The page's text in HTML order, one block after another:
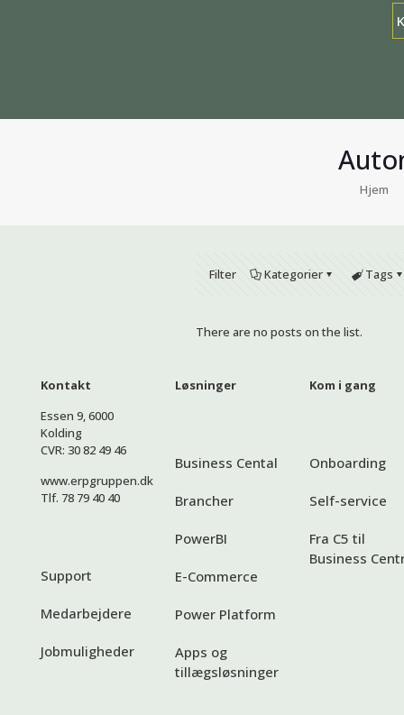
Hjem
Filter Kategorier Tags
There are no posts on the list.
Kontakt
Essen 9, 6000
Kolding
CVR: 30 82 49 46
www.erpgruppen.dk
Tlf. 78 79 40 40
Support
Medarbejdere
Jobmuligheder
Løsninger
Business Cental
Brancher
PowerBI
E-Commerce
Power Platform
Apps og
tillægsløsninger
Kom i gang
Onboarding
Self-service
Fra C5 til
Business